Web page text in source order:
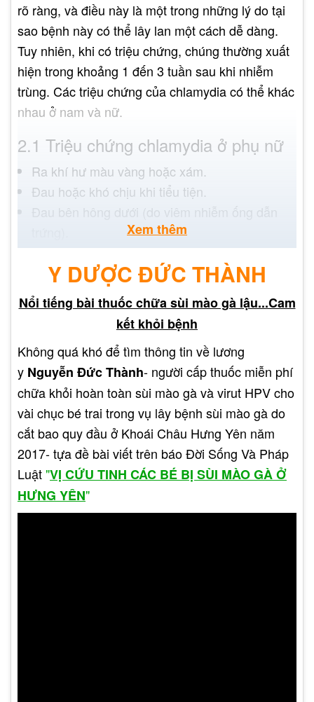
rõ ràng, và điều này là một trong những lý do tại
sao bệnh này có thể lây lan một cách dễ dàng.
Tuy nhiên, khi có triệu chứng, chúng thường xuất
hiện trong khoảng 1 đến 3 tuần sau khi nhiễm
trùng. Các triệu chứng của chlamydia có thể khác
nhau ở nam và nữ.
2.1 Triệu chứng chlamydia ở phụ nữ
Ra khí hư màu vàng hoặc xám.
Đau hoặc khó chịu khi tiểu tiện.
Đau bên trong âm đạo.
Ra máu giữa chu kỳ kinh nguyệt.
Đau quan hệ tình dục.
Triệu chứng viêm nhiễm tử cung như đau bên
dưới vùng hông.
Xem thêm
Y DƯỢC ĐỨC THÀNH
Nổi tiếng bài thuốc chữa sùi mào gà lậu...Cam
kết khỏi bệnh
Không quá khó để tìm thông tin về lương
y Nguyễn Đức Thành- người cấp thuốc miễn phí
chữa khỏi hoàn toàn sùi mào gà và virut HPV cho
vài chục bé trai trong vụ lây bệnh sùi mào gà do
cắt bao quy đầu ở Khoái Châu Hưng Yên năm
2017- tựa đề bài viết trên báo Đời Sống Và Pháp
Luật "VỊ CỨU TINH CÁC BÉ BỊ SÙI MÀO GÀ Ở
HƯNG YÊN"